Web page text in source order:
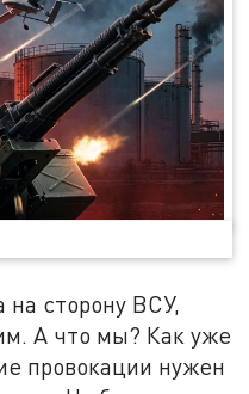
на сторону ВСУ,
А что мы? Как уже
провокации нужен